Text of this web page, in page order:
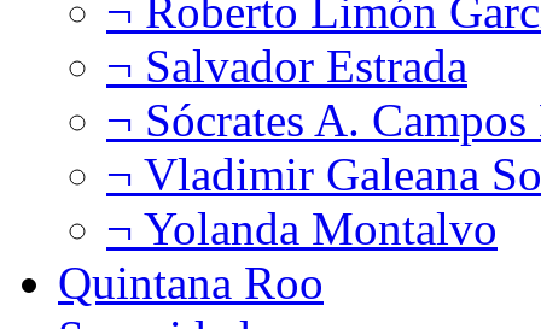
¬ Roberto Limón
¬ Salvador Estrada
¬ Sócrates A.
¬ Vladimir Galeana
¬ Yolanda Montalvo
Quintana Roo